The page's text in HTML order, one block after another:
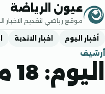
تجاوز إلى المحتوى
عيون الرياضة
موقع رياضي لتقديم الاخبار
أخبار اليوم اخبار الاندية
أرشيف
اليوم: 18 مايو، 2026